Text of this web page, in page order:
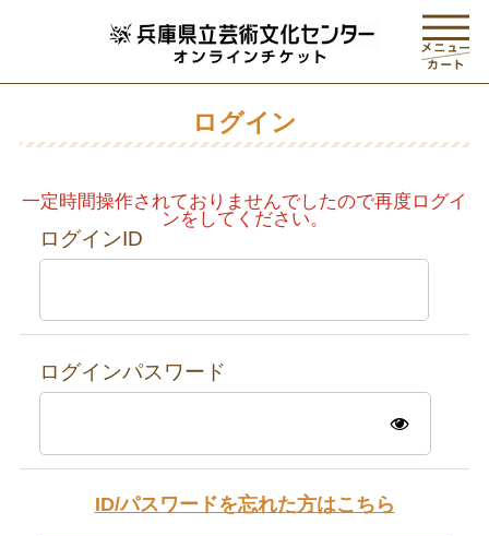
ログイン
一定時間操作されておりませんでしたので再度ログイ
ンをしてください。
ログインID
ログインパスワード
ID/パスワードを忘れた方はこちら